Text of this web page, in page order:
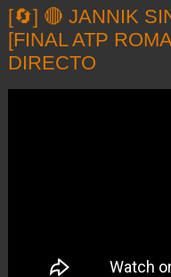
[🔄] 🔴 JANNIK
[FINAL ATP
DIRECTO